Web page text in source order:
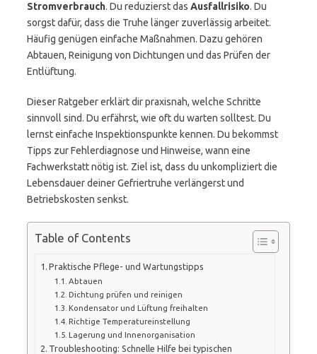
Stromverbrauch. Du reduzierst das Ausfallrisiko. Du
sorgst dafür, dass die Truhe länger zuverlässig arbeitet.
Häufig genügen einfache Maßnahmen. Dazu gehören
Abtauen, Reinigung von Dichtungen und das Prüfen der
Entlüftung.
Dieser Ratgeber erklärt dir praxisnah, welche Schritte
sinnvoll sind. Du erfährst, wie oft du warten solltest. Du
lernst einfache Inspektionspunkte kennen. Du bekommst
Tipps zur Fehlerdiagnose und Hinweise, wann eine
Fachwerkstatt nötig ist. Ziel ist, dass du unkompliziert die
Lebensdauer deiner Gefriertruhe verlängerst und
Betriebskosten senkst.
Table of Contents
Praktische Pflege- und Wartungstipps
Abtauen
Dichtung prüfen und reinigen
Kondensator und Lüftung freihalten
Richtige Temperatureinstellung
Lagerung und Innenorganisation
Troubleshooting: Schnelle Hilfe bei typischen